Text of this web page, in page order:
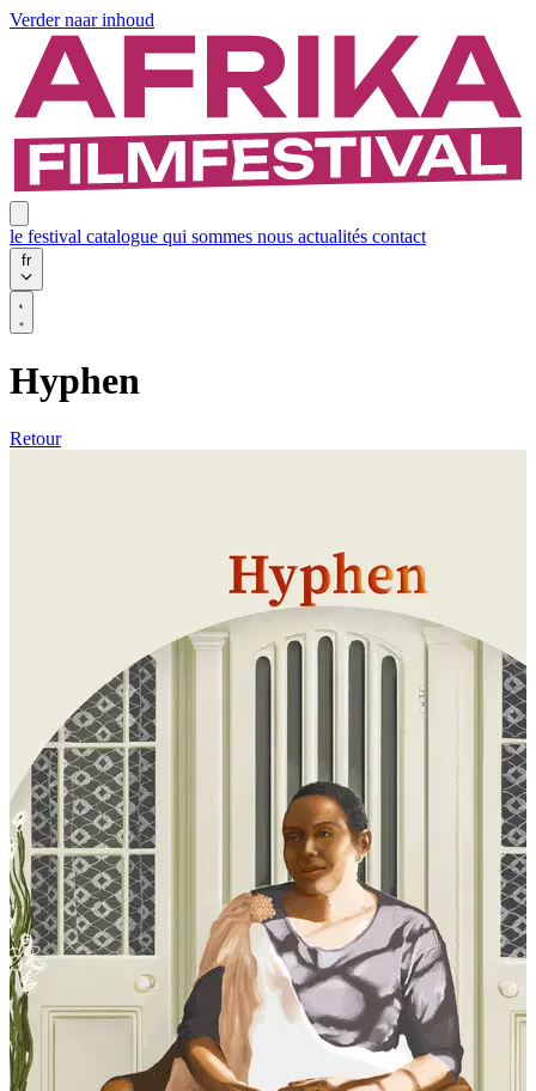
Verder naar inhoud
le festival catalogue qui sommes nous actualités contact
fr
Hyphen
Retour